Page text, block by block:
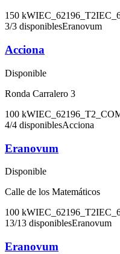
150 kWIEC_62196_T2
3/3 disponiblesEranovum
Acciona
Disponible
Ronda Carralero 3
100 kW
4/4 disponiblesAcciona
Eranovum
Disponible
Calle de los Matemáticos
100 kWIEC_62196_T2
13/13 disponiblesEranovum
Eranovum